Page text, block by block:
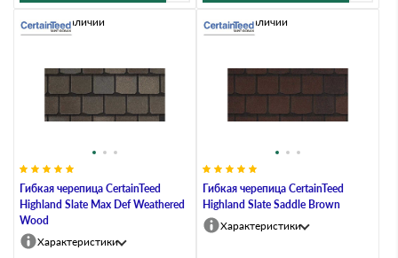
Гибкая черепица CertainTeed
Highland Slate Max Def Weathered
Wood
Нет в наличии
Характеристики
Гибкая черепица CertainTeed
Highland Slate Saddle Brown
Нет в наличии
Характеристики